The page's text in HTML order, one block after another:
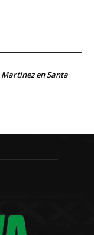
en Santa